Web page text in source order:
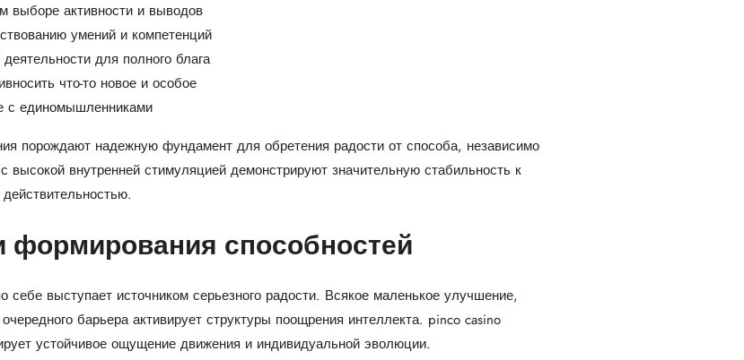
выборе активности и выводов
умений и компетенций
для полного блага
что-то новое и особое
с единомышленниками
порождают надежную фундамент для обретения радости от способа, независимо
внутренней стимуляцией демонстрируют значительную стабильность к
формирования способностей
выступает источником серьезного радости. Всякое маленькое улучшение,
барьера активирует структуры поощрения интеллекта. pinco casino
устойчивое ощущение движения и индивидуальной эволюции.